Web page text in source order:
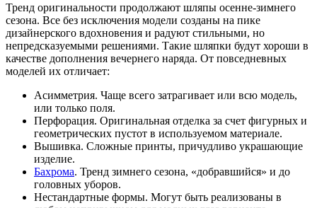
Тренд оригинальности продолжают шляпы осенне-зимнего
сезона. Все без исключения модели созданы на пике
дизайнерского вдохновения и радуют стильными, но
непредсказуемыми решениями. Такие шляпки будут хороши в
качестве дополнения вечернего наряда. От повседневных
моделей их отличает:
Асимметрия. Чаще всего затрагивает или всю модель,
или только поля.
Перфорация. Оригинальная отделка за счет фигурных и
геометрических пустот в используемом материале.
Вышивка. Сложные принты, причудливо украшающие
изделие.
Бахрома. Тренд зимнего сезона, «добравшийся» и до
головных уборов.
Нестандартные формы. Могут быть реализованы в